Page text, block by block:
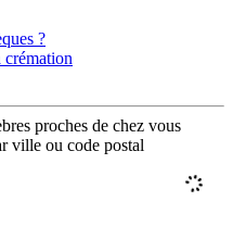
?
proches de chez vous
ville ou code postal